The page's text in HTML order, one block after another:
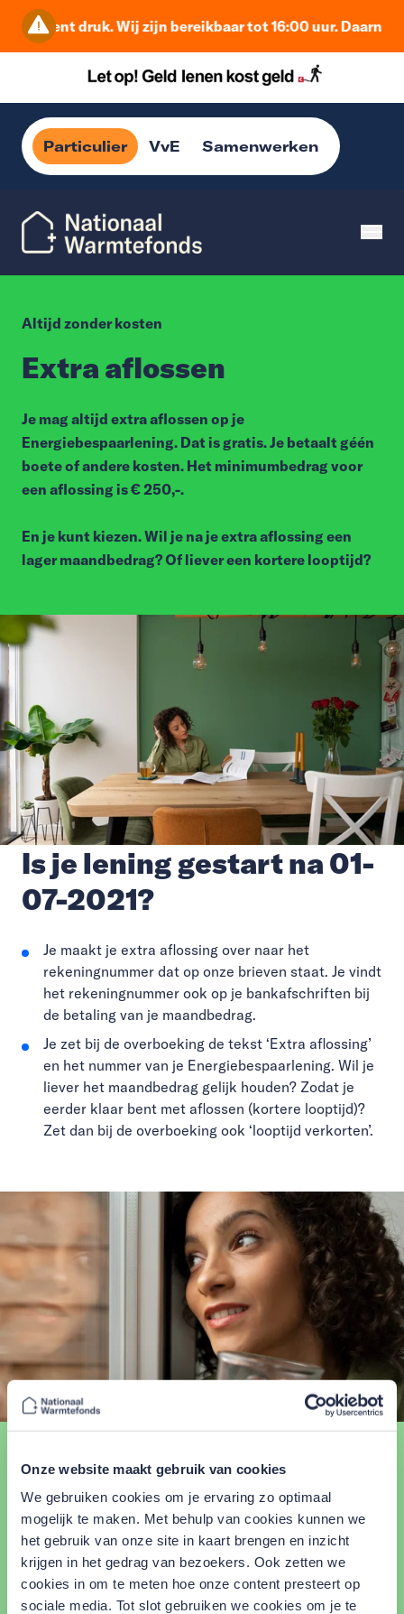
Onze website maakt gebruik van cookies
We gebruiken cookies om je ervaring zo optimaal
mogelijk te maken. Met behulp van cookies kunnen we
het gebruik van onze site in kaart brengen en inzicht
krijgen in het gedrag van bezoekers. Ook zetten we
cookies in om te meten hoe onze content presteert op
sociale media. Tot slot gebruiken we cookies om je te
druk. Wij zijn bereikbaar tot 16:00 uur. Daarna
Particulier VvE Samenwerken
Altijd zonder kosten
Extra aflossen
Je mag altijd extra aflossen op je
Energiebespaarlening. Dat is gratis. Je betaalt géén
boete of andere kosten. Het minimumbedrag voor
een aflossing is € 250,-.
En je kunt kiezen. Wil je na je extra aflossing een
lager maandbedrag? Of liever een kortere looptijd?
Is je lening gestart na 01-
07-2021?
Je maakt je extra aflossing over naar het
rekeningnummer dat op onze brieven staat. Je vindt
het rekeningnummer ook op je bankafschriften bij
de betaling van je maandbedrag.
Je zet bij de overboeking de tekst ‘Extra aflossing’
en het nummer van je Energiebespaarlening. Wil je
liever het maandbedrag gelijk houden? Zodat je
eerder klaar bent met aflossen (kortere looptijd)?
Zet dan bij de overboeking ook ‘looptijd verkorten’.
Is je lening gestart vóór
01-07-2021?
Jouw lening is in beheer bij Stimuleringsfonds
Volkshuisvesting Nederlandse gemeenten (SVn). Om
extra af te lossen stuur je een mail naar
leningenbeheer@svn.nl. Of je belt 088 253 94 00.